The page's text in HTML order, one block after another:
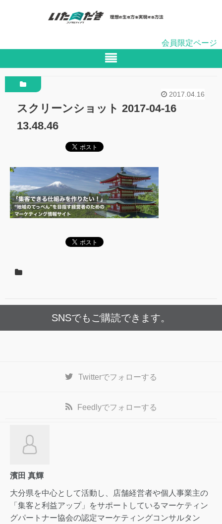
会員限定ページ
2017.04.16
スクリーンショット 2017-04-16
13.48.46
SNSでもご購読できます。
Twitterでフォローする
Feedlyでフォローする
濱田 真輝
大分県を中心として活動し、店舗経営者や個人事業主の
「集客と利益アップ」をサポートしているマーケティン
グパートナー協会の認定マーケティングコンサルタン